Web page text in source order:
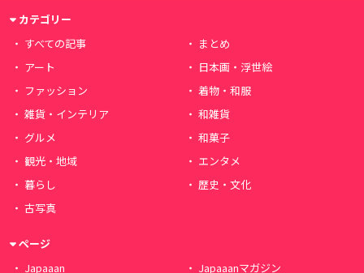
カテゴリー
すべての記事
まとめ
アート
日本画・浮世絵
ファッション
着物・和服
雑貨・インテリア
和雑貨
グルメ
和菓子
観光・地域
エンタメ
暮らし
歴史・文化
古写真
ページ
Japaaan
Japaaanマガジン